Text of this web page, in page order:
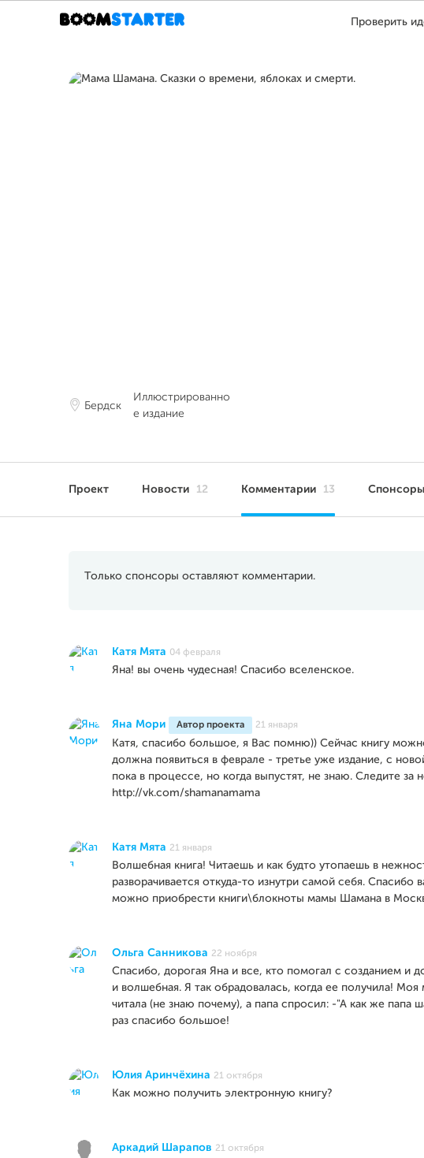
Проверить
Бердск
Иллюстрированно
е издание
Проект Новости 12 Комментарии 13 Спонсоры
Только спонсоры оставляют комментарии.
Катя Мята 04 февраля
Яна! вы очень чудесная! Спасибо вселенское.
Яна Мори Автор проекта 21 января
Катя, спасибо большое, я Вас помню)) Сейчас книгу
должна появиться в феврале - третье уже издание, с
пока в процессе, но когда выпустят, не знаю. Следите за
http://vk.com/shamanamama
Катя Мята 21 января
Волшебная книга! Читаешь и как будто утопаешь в
разворачивается откуда-то изнутри самой себя.
можно приобрести книги\блокноты мамы Шамана в
Ольга Санникова 22 ноября
Спасибо, дорогая Яна и все, кто помогал с созданием и
и волшебная. Я так обрадовалась, когда ее получила!
читала (не знаю почему), а папа спросил: -"А как же папа
раз спасибо большое!
Юлия Аринчёхина 21 октября
Как можно получить электронную книгу?
Аркадий Шарапов 21 октября